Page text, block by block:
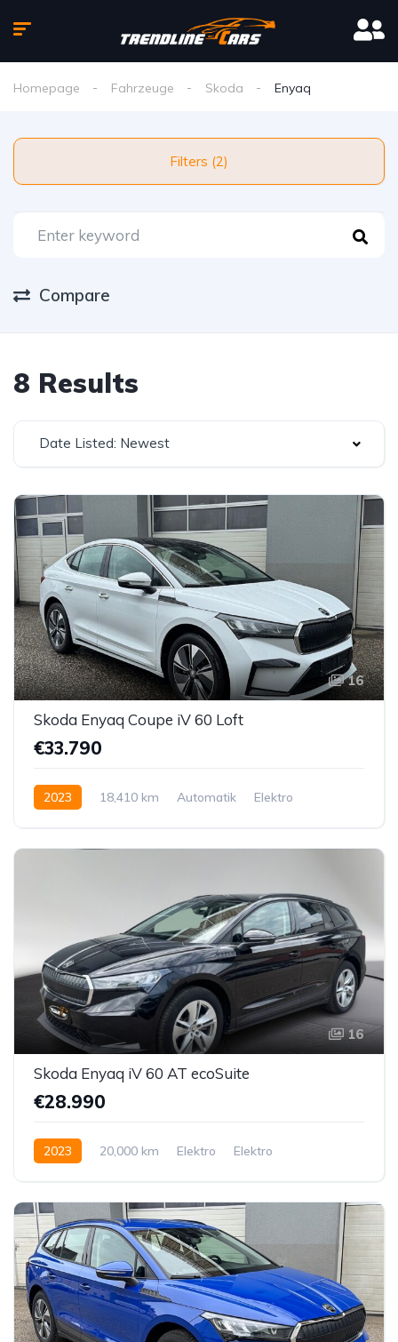
Homepage Fahrzeuge Skoda Enyaq
Filters (2)
Compare
8 Results
Date Listed: Newest
16
Skoda Enyaq Coupe iV 60 Loft
€33.790
2023 18,410 km Automatik
Elektro
16
Skoda Enyaq iV 60 AT ecoSuite
€28.990
2023 20,000 km Elektro
Elektro